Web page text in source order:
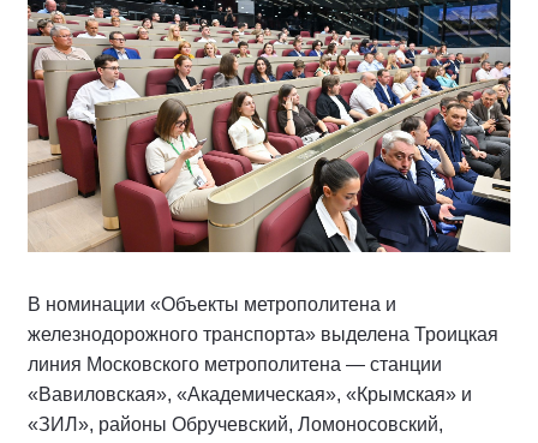
В номинации «Объекты метрополитена и
железнодорожного транспорта» выделена Троицкая
линия Московского метрополитена — станции
«Вавиловская», «Академическая», «Крымская» и
«ЗИЛ», районы Обручевский, Ломоносовский,